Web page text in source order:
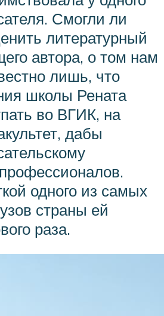
Смогли ли
литературный
автора, о том нам
лишь, что
школы Рената
во ВГИК, на
дабы
одного из самых
страны ей
раза.